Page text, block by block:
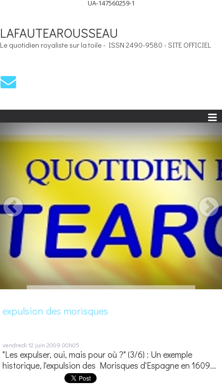
UA-147560259-1
LAFAUTEAROUSSEAU
Le quotidien royaliste sur la toile - ISSN 2490-9580 - SITE OFFICIEL
expulsion des morisques
vendredi 12 juin 2009 00h05
"Les expulser, oui, mais pour où ?" (3/6) : Un exemple
historique, l'expulsion des Morisques d'Espagne en 1609...